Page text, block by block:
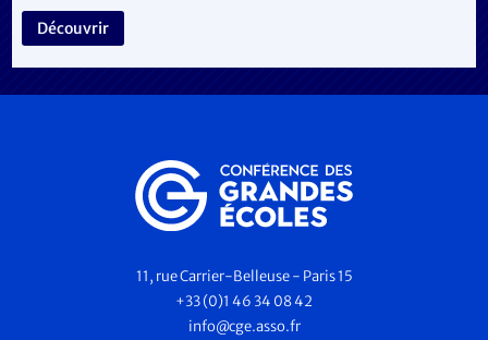
Découvrir
11, rue Carrier-Belleuse - Paris 15
+33 (0)1 46 34 08 42
info@cge.asso.fr